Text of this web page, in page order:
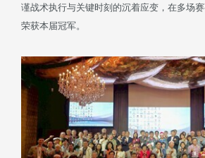
谨战术执行与关键时刻的沉着应变，在多场
荣获本届冠军。